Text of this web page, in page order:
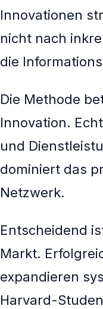
Innovationen
nicht nach
die
Die Methode
Innovation.
und
dominiert das
Netzwerk.
Entscheidend
Markt.
expandieren
Harvard-